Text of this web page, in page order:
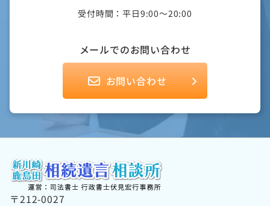
受付時間：平日9:00～20:00
メールでのお問い合わせ
お問い合わせ
〒212-0027